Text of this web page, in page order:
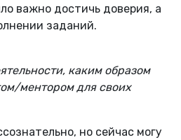
важно достичь доверия, а
заданий.
каким образом
ментором для своих
но сейчас могу